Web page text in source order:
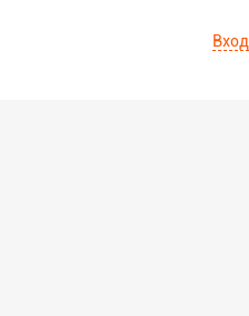
Вход